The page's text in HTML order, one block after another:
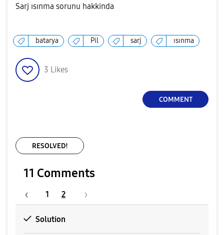
Sarj ısınma sorunu hakkinda
batarya Pil sarj ısınma
3 Likes
COMMENT
RESOLVED!
11 Comments
1 2
Solution